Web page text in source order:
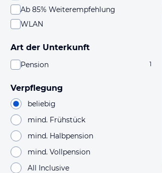
Ab 85% Weiterempfehlung
WLAN
Art der Unterkunft
Pension 1
Verpflegung
beliebig
mind. Frühstück
mind. Halbpension
mind. Vollpension
All Inclusive